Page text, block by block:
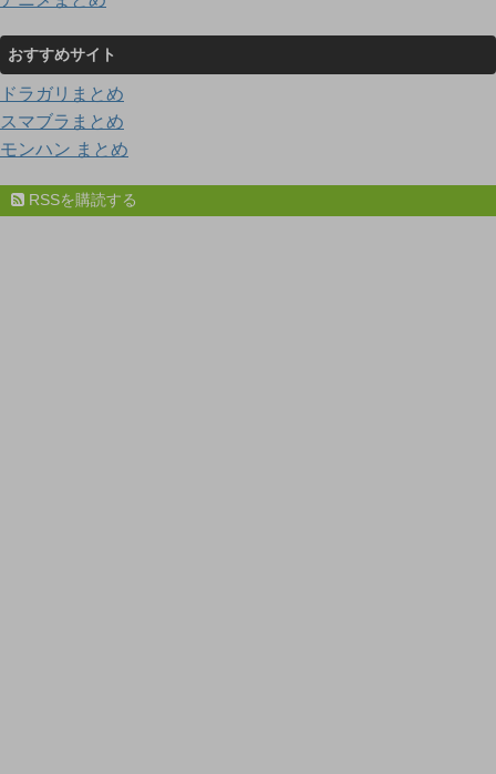
おすすめサイト
ドラガリまとめ
スマブラまとめ
モンハン まとめ
RSSを購読する